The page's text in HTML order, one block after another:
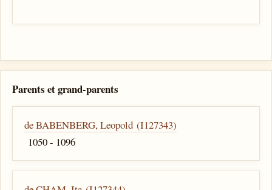
Parents et grand-parents
de BABENBERG, Leopold (I127343)
1050 - 1096